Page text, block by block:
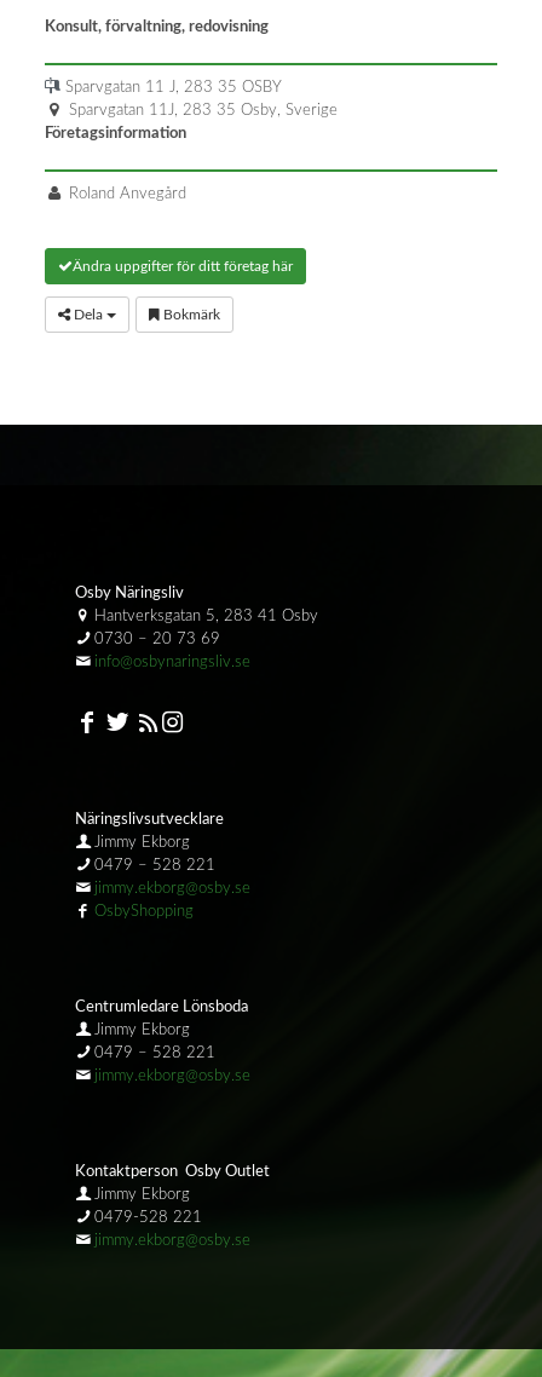
Konsult, förvaltning, redovisning
Sparvgatan 11 J, 283 35 OSBY
Sparvgatan 11J, 283 35 Osby, Sverige
Företagsinformation
Roland Anvegård
Ändra uppgifter för ditt företag här
Dela Bokmärk
Osby Näringsliv
Hantverksgatan 5, 283 41 Osby
0730 – 20 73 69
info@osbynaringsliv.se
Näringslivsutvecklare
Jimmy Ekborg
0479 – 528 221
jimmy.ekborg@osby.se
OsbyShopping
Centrumledare Lönsboda
Jimmy Ekborg
0479 – 528 221
jimmy.ekborg@osby.se
Kontaktperson Osby Outlet
Jimmy Ekborg
0479-528 221
jimmy.ekborg@osby.se